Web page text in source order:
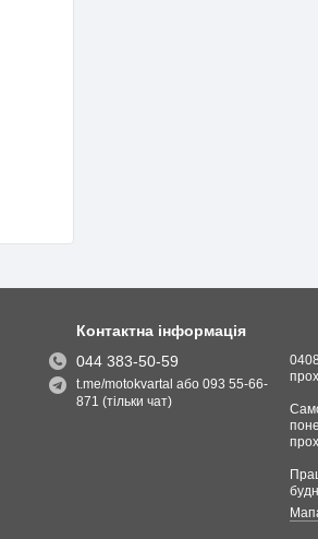
Контактна інформація
044 383-50-59
t.me/motokvartal або 093 55-66-
871 (тільки чат)